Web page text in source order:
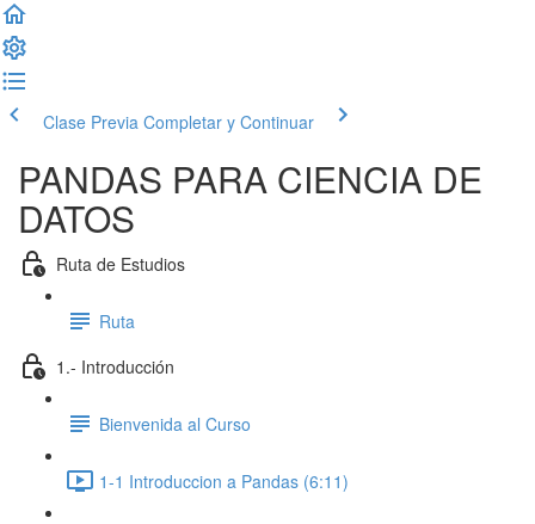
Clase Previa Completar y Continuar
PANDAS PARA CIENCIA DE
DATOS
Ruta de Estudios
Ruta
1.- Introducción
Bienvenida al Curso
1-1 Introduccion a Pandas (6:11)